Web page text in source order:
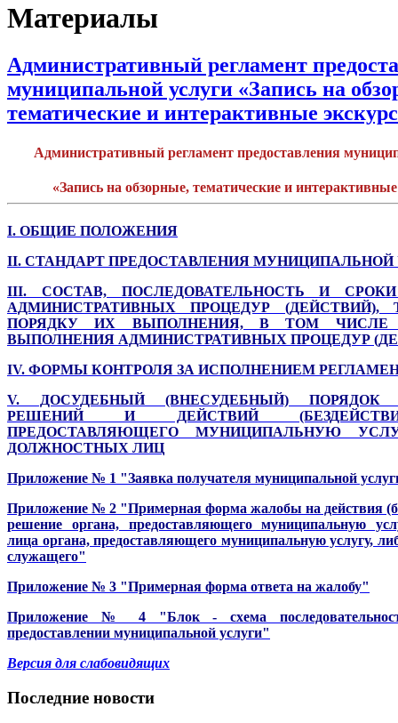
Материалы
Административный регламент
муниципальной услуги «Запись на
тематические и интерактивные
Административный регламент предоставления
«Запись на обзорные, тематические и
I. ОБЩИЕ ПОЛОЖЕНИЯ
II. СТАНДАРТ ПРЕДОСТАВЛЕНИЯ МУНИЦИПАЛЬНОЙ
III. СОСТАВ, ПОСЛЕДОВАТЕЛЬНОСТЬ И
АДМИНИСТРАТИВНЫХ ПРОЦЕДУР (ДЕЙСТВИЙ),
ПОРЯДКУ ИХ ВЫПОЛНЕНИЯ, В ТОМ ЧИСЛЕ
ВЫПОЛНЕНИЯ АДМИНИСТРАТИВНЫХ ПРОЦЕДУР
IV. ФОРМЫ КОНТРОЛЯ ЗА ИСПОЛНЕНИЕМ
V. ДОСУДЕБНЫЙ (ВНЕСУДЕБНЫЙ) ПОРЯДОК
РЕШЕНИЙ И ДЕЙСТВИЙ
ПРЕДОСТАВЛЯЮЩЕГО МУНИЦИПАЛЬНУЮ
ДОЛЖНОСТНЫХ ЛИЦ
Приложение № 1 "Заявка получателя муниципальной
Приложение № 2 "Примерная форма жалобы на действия
решение органа, предоставляющего муниципальную
лица органа, предоставляющего муниципальную услугу,
служащего"
Приложение № 3 "Примерная форма ответа на жалобу"
Приложение № 4 "Блок - схема
предоставлении муниципальной услуги"
Версия для слабовидящих
Последние новости